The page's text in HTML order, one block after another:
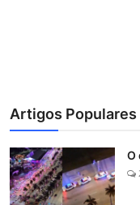
Artigos Populares
O